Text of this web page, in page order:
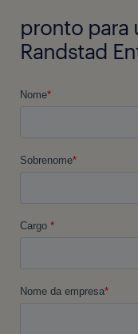
pronto para
Randstad